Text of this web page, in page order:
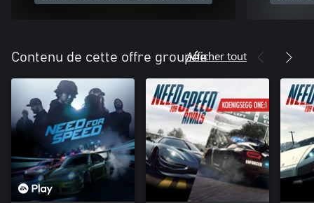
Contenu de cette offre groupéeAfficher tout